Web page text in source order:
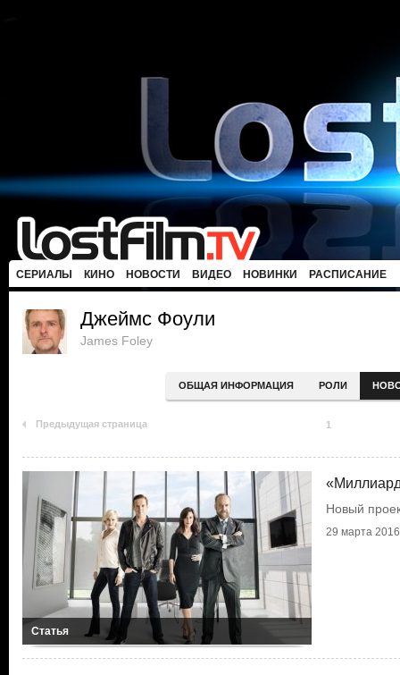
СЕРИАЛЫ КИНО НОВОСТИ ВИДЕО НОВИНКИ РАСПИСАНИЕ
Джеймс Фоули
James Foley
ОБЩАЯ ИНФОРМАЦИЯ РОЛИ
Предыдущая страница 1
Статья
Новый
29 марта 2016